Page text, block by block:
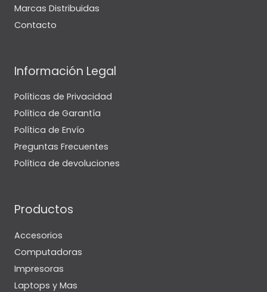
Marcas Distribuidas
Contacto
Información Legal
Políticas de Privacidad
Política de Garantía
Política de Envío
Preguntas Frecuentes
Política de devoluciones
Productos
Accesorios
Computadoras
Impresoras
Laptops y Mas